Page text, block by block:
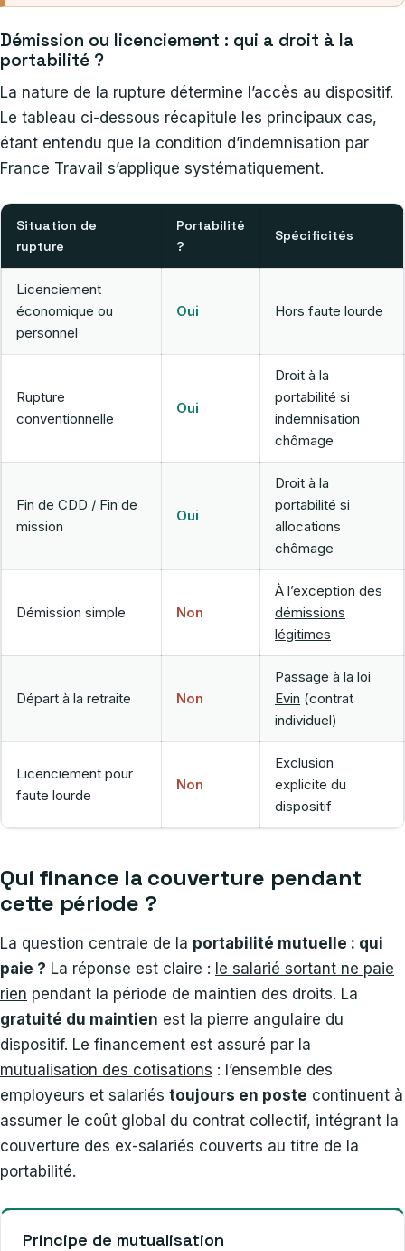
Démission ou licenciement : qui a droit à la
portabilité ?
La nature de la rupture détermine l’accès au dispositif.
Le tableau ci-dessous récapitule les principaux cas,
étant entendu que la condition d’indemnisation par
France Travail s’applique systématiquement.
Situation de
rupture
Portabilité
?
Spécificités
Licenciement
économique ou
personnel
Oui Hors faute lourde
Rupture
conventionnelle
Oui
Droit à la
portabilité si
indemnisation
chômage
Fin de CDD / Fin de
mission
Oui
Droit à la
portabilité si
allocations
chômage
Démission simple Non
À l’exception des
démissions
légitimes
Départ à la retraite Non
Passage à la loi
Evin (contrat
individuel)
Licenciement pour
faute lourde
Non
Exclusion
explicite du
dispositif
Qui finance la couverture pendant
cette période ?
La question centrale de la portabilité mutuelle : qui
paie ? La réponse est claire : le salarié sortant ne paie
rien pendant la période de maintien des droits. La
gratuité du maintien est la pierre angulaire du
dispositif. Le financement est assuré par la
mutualisation des cotisations : l’ensemble des
employeurs et salariés toujours en poste continuent à
assumer le coût global du contrat collectif, intégrant la
couverture des ex-salariés couverts au titre de la
portabilité.
Principe de mutualisation